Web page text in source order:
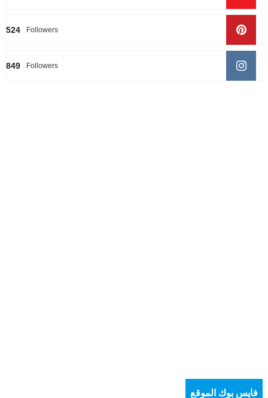
524 Followers
849 Followers
فايس بوك الموقع